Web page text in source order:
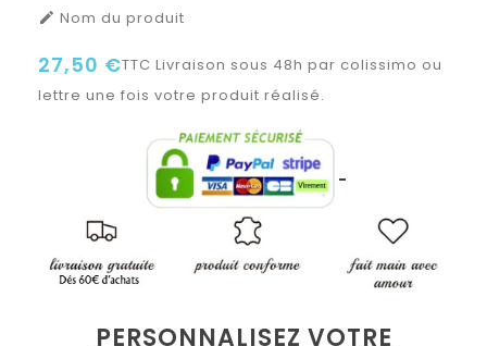
 Nom du produit
27,50 €TTC Livraison sous 48h par colissimo ou
lettre une fois votre produit réalisé.
PERSONNALISEZ VOTRE